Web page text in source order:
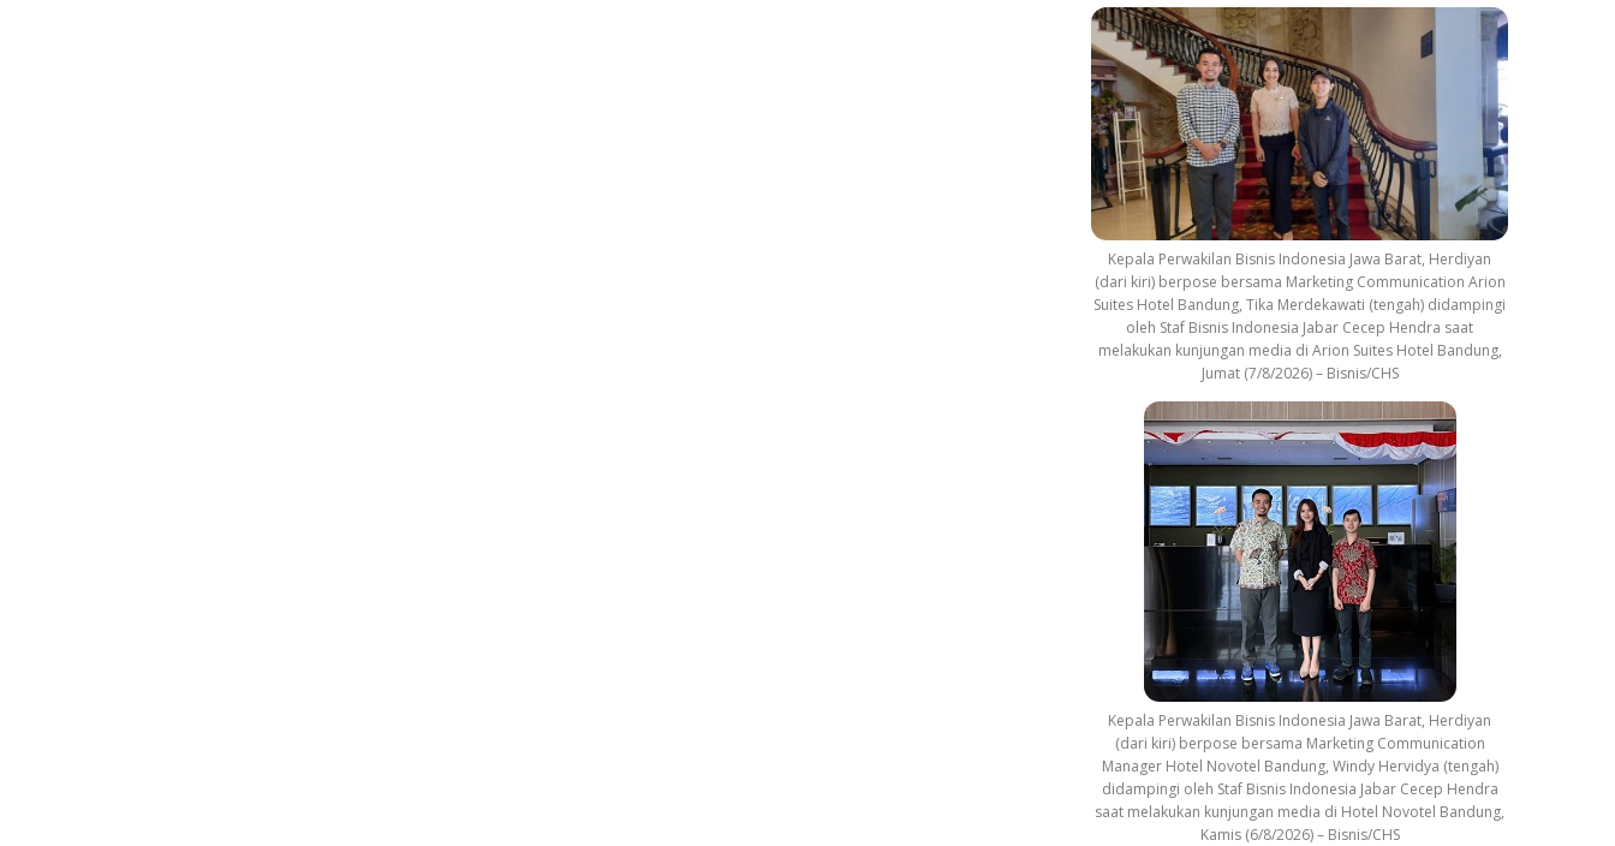
Kepala Perwakilan Bisnis Indonesia Jawa Barat, Herdiyan
(dari kiri) berpose bersama Marketing Communication Arion
Suites Hotel Bandung, Tika Merdekawati (tengah) didampingi
oleh Staf Bisnis Indonesia Jabar Cecep Hendra saat
melakukan kunjungan media di Arion Suites Hotel Bandung,
Jumat (7/8/2026) – Bisnis/CHS
Kepala Perwakilan Bisnis Indonesia Jawa Barat, Herdiyan
(dari kiri) berpose bersama Marketing Communication
Manager Hotel Novotel Bandung, Windy Hervidya (tengah)
didampingi oleh Staf Bisnis Indonesia Jabar Cecep Hendra
saat melakukan kunjungan media di Hotel Novotel Bandung,
Kamis (6/8/2026) – Bisnis/CHS